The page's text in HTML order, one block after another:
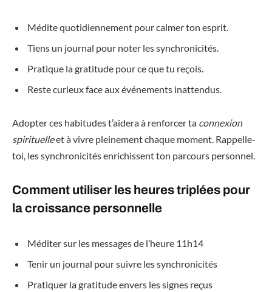
Médite quotidiennement pour calmer ton esprit.
Tiens un journal pour noter les synchronicités.
Pratique la gratitude pour ce que tu reçois.
Reste curieux face aux événements inattendus.
Adopter ces habitudes t’aidera à renforcer ta connexion
spirituelleet à vivre pleinement chaque moment. Rappelle-
toi, les synchronicités enrichissent ton parcours personnel.
Comment utiliser les heures triplées pour
la croissance personnelle
Méditer sur les messages de l’heure 11h14
Tenir un journal pour suivre les synchronicités
Pratiquer la gratitude envers les signes reçus